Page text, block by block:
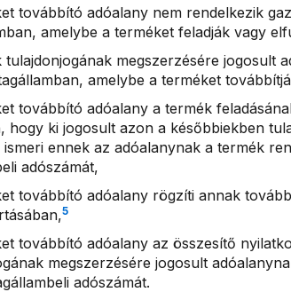
továbbító adóalany nem rendelkezik
amelybe a terméket feladják vagy
tulajdonjogának megszerzésére jogosult
amelybe a terméket
továbbító adóalany a termék
hogy ki jogosult azon a későbbiekben
ennek az adóalanynak a termék
adószámát,
továbbító adóalany rögzíti annak
5
továbbító adóalany az összesítő
megszerzésére jogosult
adószámát.